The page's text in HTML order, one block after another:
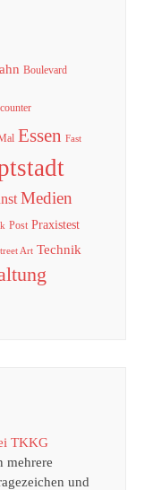
Boulevard
Essen Fast
Medien
Post Praxistest
Art Technik
TKKG
mehrere
und